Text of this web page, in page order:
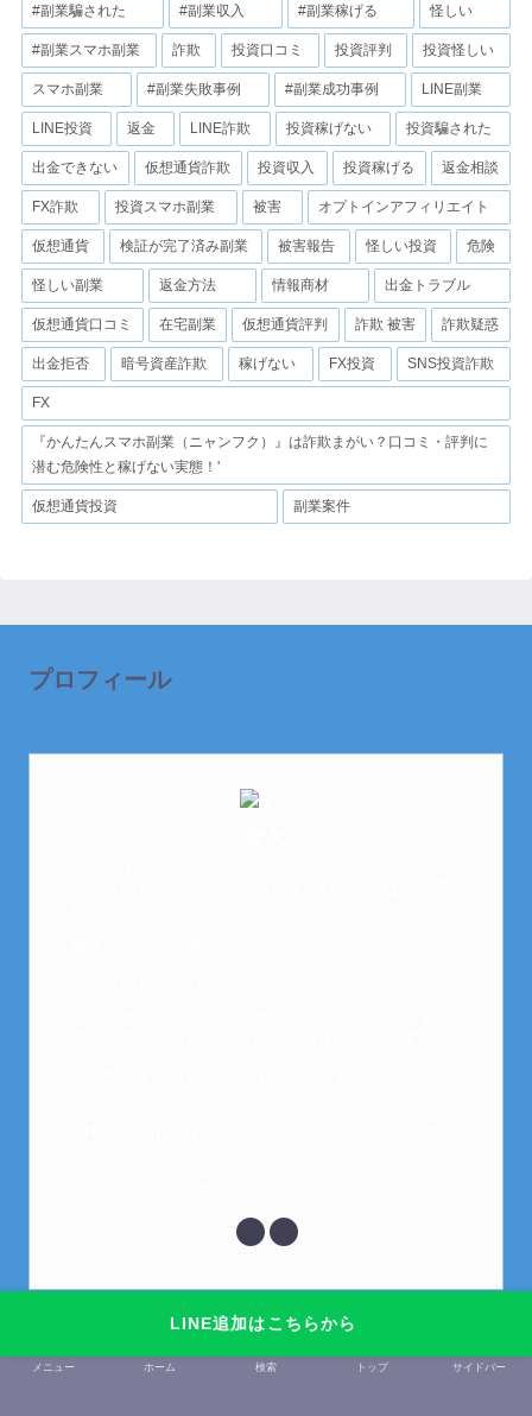
#副業騙された #副業収入 #副業稼げる 怪しい
#副業スマホ副業 詐欺 投資口コミ 投資評判 投資怪しい
スマホ副業 #副業失敗事例 #副業成功事例 LINE副業
LINE投資 返金 LINE詐欺 投資稼げない 投資騙された
出金できない 仮想通貨詐欺 投資収入 投資稼げる 返金相談
FX詐欺 投資スマホ副業 被害 オプトインアフィリエイト
仮想通貨 検証が完了済み副業 被害報告 怪しい投資 危険
怪しい副業 返金方法 情報商材 出金トラブル
仮想通貨口コミ 在宅副業 仮想通貨評判 詐欺 被害 詐欺疑惑
出金拒否 暗号資産詐欺 稼げない FX投資 SNS投資詐欺
FX
『かんたんスマホ副業（ニャンフク）』は詐欺まがい？口コミ・評判に
潜む危険性と稼げない実態！'
仮想通貨投資 副業案件
LINE追加はこちらから
プロフィール
メニュー ホーム 検索 トップ サイドバー